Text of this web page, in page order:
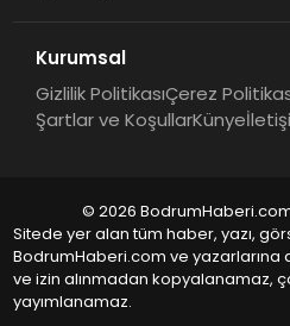
Kurumsal
Gizlilik PolitikasıÇerez
Şartlar ve KoşullarKünye
© 2026
Sitede yer alan tüm haber, yazı,
BodrumHaberi.com ve yazarlarına
ve izin alınmadan kopyalanamaz,
yayımlanamaz.